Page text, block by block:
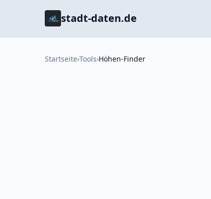
stadt-daten.de
Startseite›Tools›Höhen-Finder